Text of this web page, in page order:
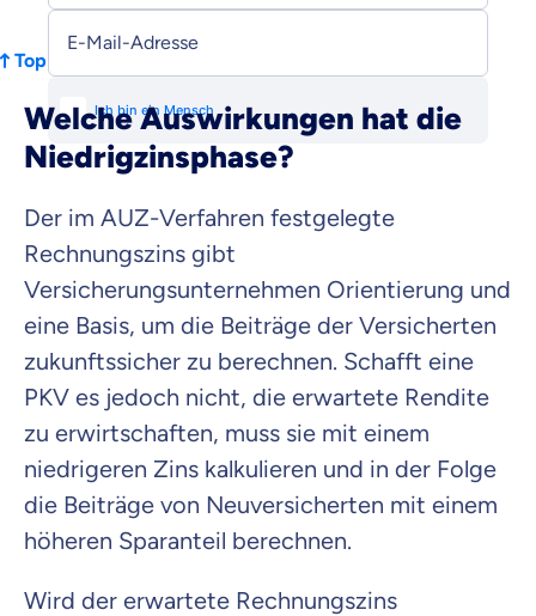
E-Mail-Adresse
Top
Welche Auswirkungen hat die
Niedrigzinsphase?
Der im AUZ-Verfahren festgelegte
Rechnungszins gibt
Versicherungsunternehmen Orientierung und
eine Basis, um die Beiträge der Versicherten
zukunftssicher zu berechnen. Schafft eine
PKV es jedoch nicht, die erwartete Rendite
zu erwirtschaften, muss sie mit einem
niedrigeren Zins kalkulieren und in der Folge
die Beiträge von Neuversicherten mit einem
höheren Sparanteil berechnen.
Wird der erwartete Rechnungszins